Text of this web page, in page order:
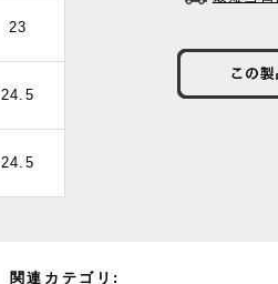
23
24.5
24.5
関連カテゴリ: